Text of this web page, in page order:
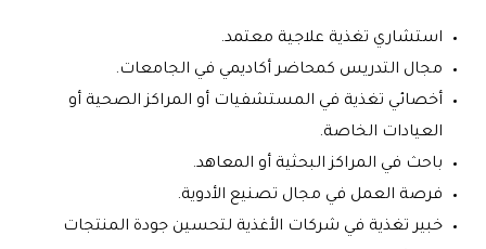
استشاري تغذية علاجية معتمد.
مجال التدريس كمحاضر أكاديمي في الجامعات.
أخصائي تغذية في المستشفيات أو المراكز الصحية أو
العيادات الخاصة.
باحث في المراكز البحثية أو المعاهد.
فرصة العمل في مجال تصنيع الأدوية.
خبير تغذية في شركات الأغذية لتحسين جودة المنتجات